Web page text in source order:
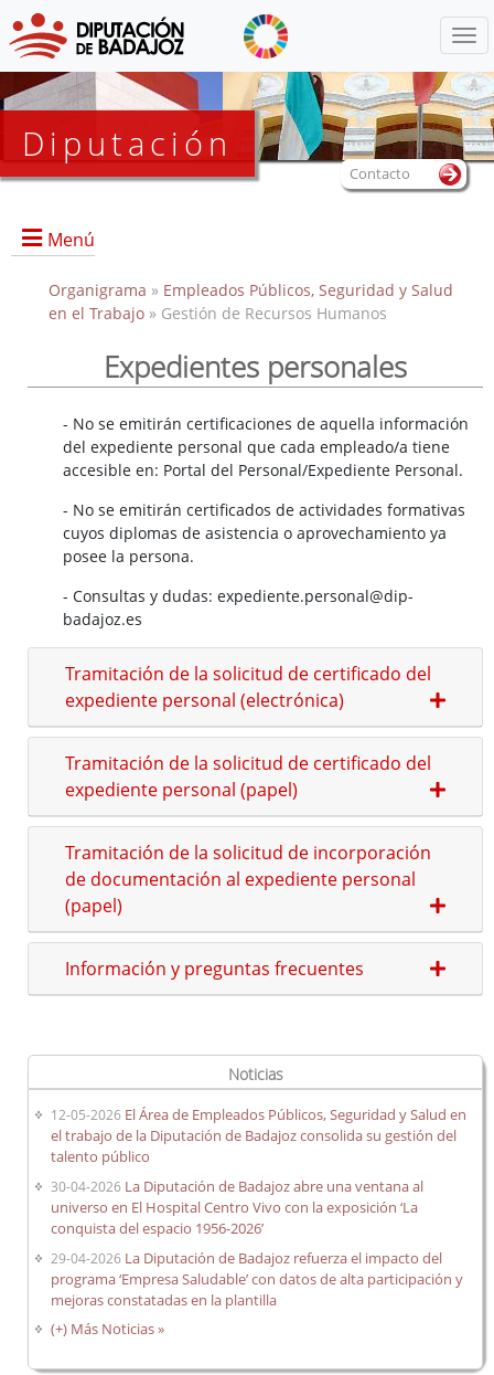
Diputación
Menú
Portada
Directorio
Documentos de interés
Procesos selectivos en desarrollo
Bolsas de trabajo
Puestos en comisión de servicios
Puestos de personal directivo
Puestos por libre designación
Puestos por concurso
Contratos en formación
Personal eventual o de confianza
Tablón de Empleo Provincial
Relación de puestos de trabajo
Evaluación del desempeño
Expedientes personales
Plan de pensiones
Presentación
Documentos de interés
Enlaces de interés
Normativa
Organigrama » Empleados Públicos, Seguridad y Salud
en el Trabajo» Gestión de Recursos Humanos
Expedientes personales
- No se emitirán certificaciones de aquella información
del expediente personal que cada empleado/a tiene
accesible en: Portal del Personal/Expediente Personal.
- No se emitirán certificados de actividades formativas
cuyos diplomas de asistencia o aprovechamiento ya
posee la persona.
- Consultas y dudas: expediente.personal@dip-
badajoz.es
Tramitación de la solicitud de certificado del
expediente personal (electrónica)
Tramitación de la solicitud de certificado del
expediente personal (papel)
Tramitación de la solicitud de incorporación
de documentación al expediente personal
(papel)
Información y preguntas frecuentes
Contacto
Noticias
12-05-2026 El Área de Empleados Públicos, Seguridad y Salud en
el trabajo de la Diputación de Badajoz consolida su gestión del
talento público
30-04-2026 La Diputación de Badajoz abre una ventana al
universo en El Hospital Centro Vivo con la exposición ‘La
conquista del espacio 1956-2026’
29-04-2026 La Diputación de Badajoz refuerza el impacto del
programa ‘Empresa Saludable’ con datos de alta participación y
mejoras constatadas en la plantilla
(+) Más Noticias »